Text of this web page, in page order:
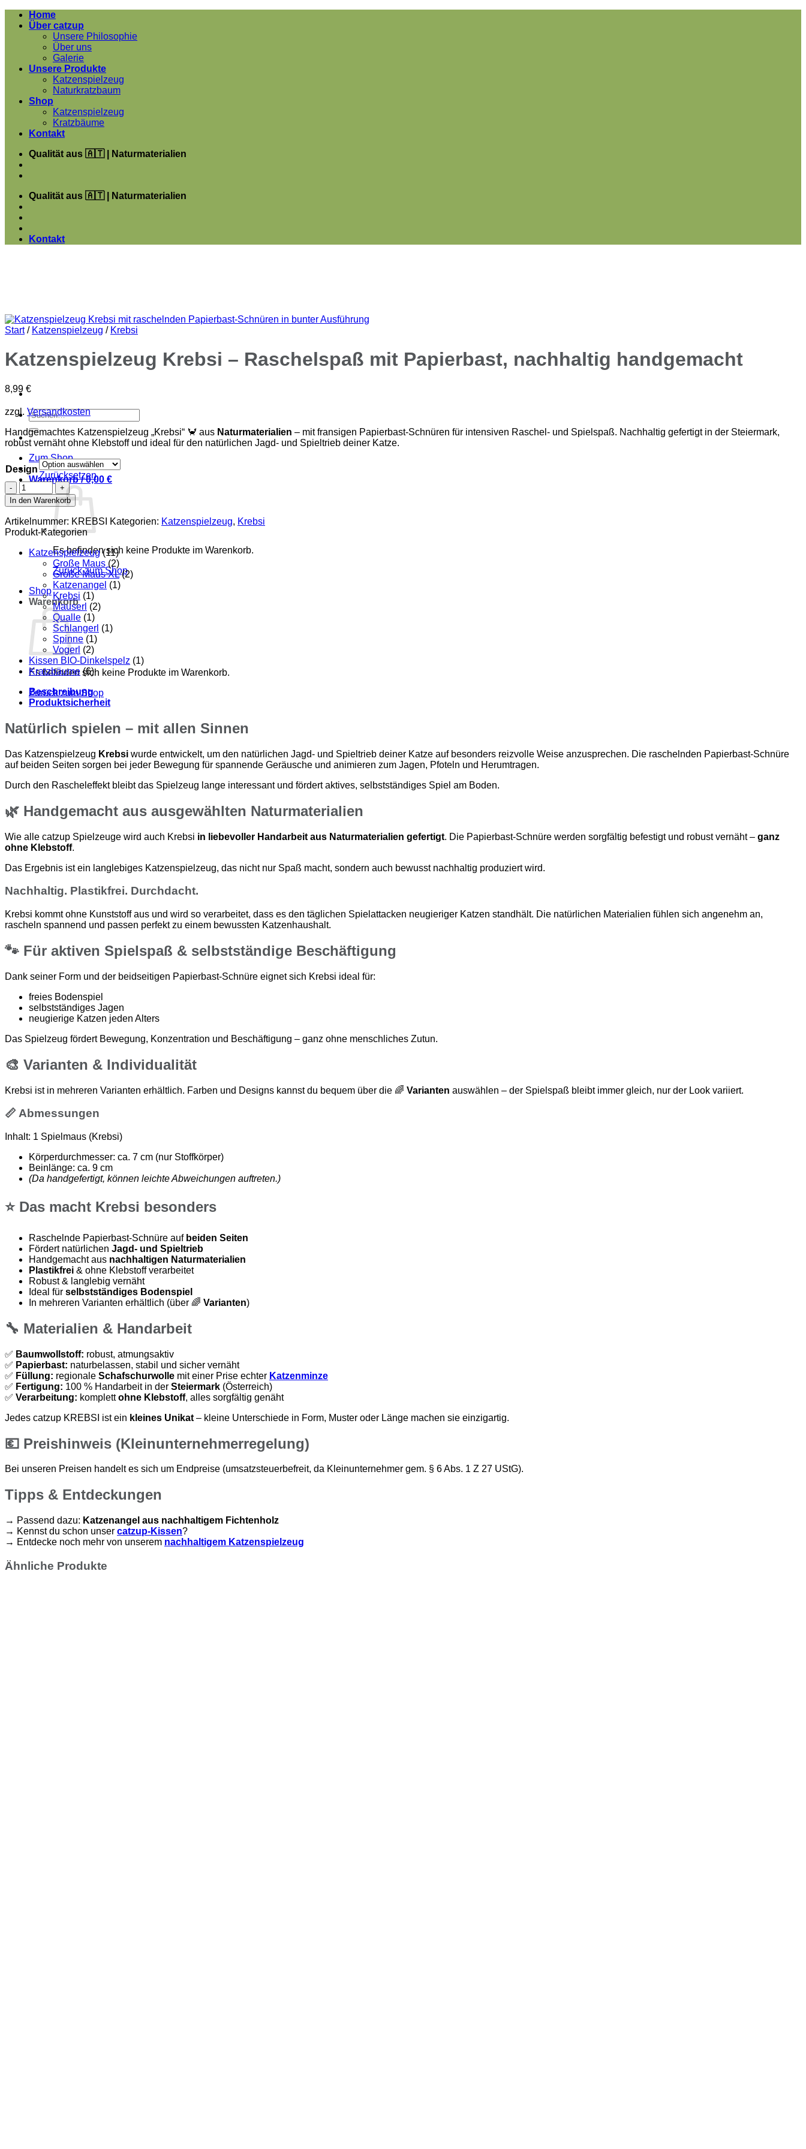
Zum
Inhalt
Home
Über catzup
Unsere Philosophie
Über uns
Galerie
Unsere Produkte
Katzenspielzeug
Naturkratzbaum
Shop
Katzenspielzeug
Kratzbäume
Kontakt
Qualität aus 🇦🇹 | Naturmaterialien
Qualität aus 🇦🇹 | Naturmaterialien
Kontakt
Suchen
nach:
Zum Shop
Warenkorb /0,00 €
Es befinden sich keine Produkte im Warenkorb.
Zurück zum Shop
Shop
Warenkorb
Es befinden sich keine Produkte im Warenkorb.
Zurück zum Shop
Start / Katzenspielzeug / Krebsi
Katzenspielzeug Krebsi – Raschelspaß mit Papierbast, nachhaltig handgemacht
8,99 €
zzgl. Versandkosten
Handgemachtes Katzenspielzeug „Krebsi“ 🦀 aus Naturmaterialien – mit fransigen Papierbast-Schnüren für intensiven Raschel- und Spielspaß. Nachhaltig gefertigt in der Steiermark,
robust vernäht ohne Klebstoff und ideal für den natürlichen Jagd- und Spieltrieb deiner Katze.
Design
Zurücksetzen
Katzenspielzeug
Krebsi
–
Raschelspaß
mit
Papierbast,
nachhaltig
handgemacht
Menge
In den Warenkorb
Artikelnummer: KREBSI Kategorien: Katzenspielzeug, Krebsi
Produkt-Kategorien
Katzenspielzeug (11)
Große Maus (2)
Große Maus XL (2)
Katzenangel (1)
Krebsi (1)
Mauserl (2)
Qualle (1)
Schlangerl (1)
Spinne (1)
Vogerl (2)
Kissen BIO-Dinkelspelz (1)
Kratzbäume (6)
Beschreibung
Produktsicherheit
Natürlich spielen – mit allen Sinnen
Das Katzenspielzeug Krebsi wurde entwickelt, um den natürlichen Jagd- und Spieltrieb deiner Katze auf besonders reizvolle Weise anzusprechen. Die raschelnden Papierbast-Schnüre
auf beiden Seiten sorgen bei jeder Bewegung für spannende Geräusche und animieren zum Jagen, Pfoteln und Herumtragen.
Durch den Rascheleffekt bleibt das Spielzeug lange interessant und fördert aktives, selbstständiges Spiel am Boden.
🌿 Handgemacht aus ausgewählten Naturmaterialien
Wie alle catzup Spielzeuge wird auch Krebsi in liebevoller Handarbeit aus Naturmaterialien gefertigt. Die Papierbast-Schnüre werden sorgfältig befestigt und robust vernäht – ganz
ohne Klebstoff.
Das Ergebnis ist ein langlebiges Katzenspielzeug, das nicht nur Spaß macht, sondern auch bewusst nachhaltig produziert wird.
Nachhaltig. Plastikfrei. Durchdacht.
Krebsi kommt ohne Kunststoff aus und wird so verarbeitet, dass es den täglichen Spielattacken neugieriger Katzen standhält. Die natürlichen Materialien fühlen sich angenehm an,
rascheln spannend und passen perfekt zu einem bewussten Katzenhaushalt.
🐾 Für aktiven Spielspaß & selbstständige Beschäftigung
Dank seiner Form und der beidseitigen Papierbast-Schnüre eignet sich Krebsi ideal für:
freies Bodenspiel
selbstständiges Jagen
neugierige Katzen jeden Alters
Das Spielzeug fördert Bewegung, Konzentration und Beschäftigung – ganz ohne menschliches Zutun.
🎨 Varianten & Individualität
Krebsi ist in mehreren Varianten erhältlich. Farben und Designs kannst du bequem über die 🌈 Varianten auswählen – der Spielspaß bleibt immer gleich, nur der Look variiert.
📏Abmessungen
Inhalt: 1 Spielmaus (Krebsi)
Körperdurchmesser: ca. 7 cm (nur Stoffkörper)
Beinlänge: ca. 9 cm
(Da handgefertigt, können leichte Abweichungen auftreten.)
⭐Das macht Krebsi besonders
Raschelnde Papierbast-Schnüre auf beiden Seiten
Fördert natürlichen Jagd- und Spieltrieb
Handgemacht aus nachhaltigen Naturmaterialien
Plastikfrei & ohne Klebstoff verarbeitet
Robust & langlebig vernäht
Ideal für selbstständiges Bodenspiel
In mehreren Varianten erhältlich (über 🌈 Varianten)
🔧 Materialien & Handarbeit
✅ Baumwollstoff: robust, atmungsaktiv
✅ Papierbast: naturbelassen, stabil und sicher vernäht
✅ Füllung: regionale Schafschurwolle mit einer Prise echter Katzenminze
✅ Fertigung: 100 % Handarbeit in der Steiermark (Österreich)
✅ Verarbeitung: komplettohne Klebstoff, alles sorgfältig genäht
Jedes catzup KREBSI ist ein kleines Unikat – kleine Unterschiede in Form, Muster oder Länge machen sie einzigartig.
💶 Preishinweis (Kleinunternehmerregelung)
Bei unseren Preisen handelt es sich um Endpreise (umsatzsteuerbefreit, da Kleinunternehmer gem. § 6 Abs. 1 Z 27 UStG).
Tipps & Entdeckungen
→ Passend dazu: Katzenangel aus nachhaltigem Fichtenholz
→ Kennst du schon unser catzup-Kissen?
→ Entdecke noch mehr von unserem nachhaltigem Katzenspielzeug
Ähnliche Produkte